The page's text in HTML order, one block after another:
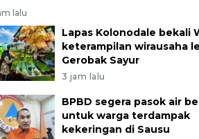
lalu
Lapas Kolonodale bekali
keterampilan wirausaha
Gerobak Sayur
3 jam lalu
BPBD segera pasok air
untuk warga terdampak
kekeringan di Sausu